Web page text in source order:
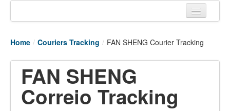
Tracking links
Couriers Tracking
Air Cargo Tracking
Home / Couriers Tracking / FAN SHENG Courier Tracking
FAN SHENG
Correio Tracking